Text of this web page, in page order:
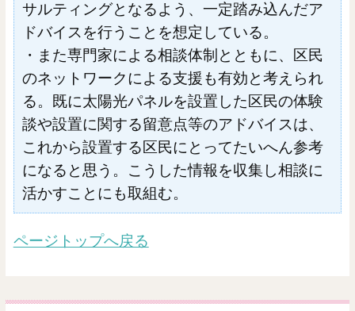
サルティングとなるよう、一定踏み込んだア
ドバイスを行うことを想定している。
・また専門家による相談体制とともに、区民
のネットワークによる支援も有効と考えられ
る。既に太陽光パネルを設置した区民の体験
談や設置に関する留意点等のアドバイスは、
これから設置する区民にとってたいへん参考
になると思う。こうした情報を収集し相談に
活かすことにも取組む。
ページトップへ戻る